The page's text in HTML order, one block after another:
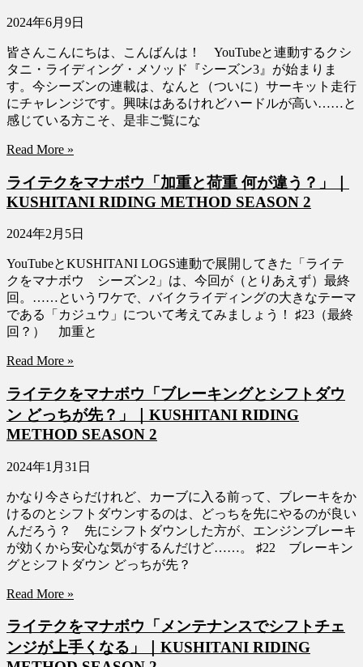
2024年6月9日
皆さんこんにちは、こんばんは！ YouTubeと連動するクシ
タニ・ライディング・メソッド『シーズン3』が始まりま
す。今シーズンの連載は、なんと（ついに）サーキット走行
にチャレンジです。興味はあるけれどハードルが高い……と
感じている方こそ、是非ご覧にな
Read More »
ライテクをマナボウ「加重と荷重 何が違う？」｜
KUSHITANI RIDING METHOD SEASON 2
2024年2月5日
YouTubeとKUSHITANI LOGS連動で展開してきた「ライテ
クをマナボウ シーズン2」は、今回が（とりあえず）最終
回。……というワケで、バイクライディングの大きなテーマ
である「カジュウ」について考えてみましょう！ ♯23（最終
回？） 加重と
Read More »
ライテクをマナボウ「ブレーキングとシフトダウ
ン どっちが先？」｜KUSHITANI RIDING
METHOD SEASON 2
2024年1月31日
かなり今さらだけれど、カーブに入る前って、ブレーキをか
けるのとシフトダウンするのは、どっちを先にやるのが良い
んだろう？ 先にシフトダウンした方が、エンジンブレーキ
が効くから安心な気がするんだけど……。 ♯22 ブレーキン
グとシフトダウン どっちが先？
Read More »
ライテクをマナボウ「メンテナンスでシフトチェ
ンジが上手くなる」｜KUSHITANI RIDING